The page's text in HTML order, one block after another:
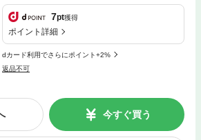
7pt獲得
ポイント詳細
dカード利用でさらにポイント+2%
返品不可
今すぐ買う